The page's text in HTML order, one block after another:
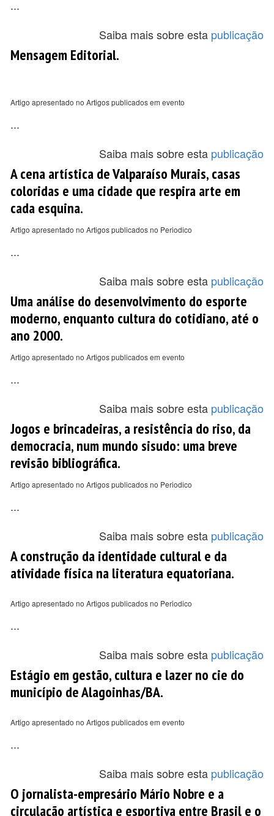
...
Saiba mais sobre esta publicação
Mensagem Editorial.
Artigo apresentado no Artigos publicados em evento
...
Saiba mais sobre esta publicação
A cena artística de Valparaíso Murais, casas
coloridas e uma cidade que respira arte em
cada esquina.
Artigo apresentado no Artigos publicados no Periodico
...
Saiba mais sobre esta publicação
Uma análise do desenvolvimento do esporte
moderno, enquanto cultura do cotidiano, até o
ano 2000.
Artigo apresentado no Artigos publicados em evento
...
Saiba mais sobre esta publicação
Jogos e brincadeiras, a resistência do riso, da
democracia, num mundo sisudo: uma breve
revisão bibliográfica.
Artigo apresentado no Artigos publicados no Periodico
...
Saiba mais sobre esta publicação
A construção da identidade cultural e da
atividade física na literatura equatoriana.
Artigo apresentado no Artigos publicados no Periodico
...
Saiba mais sobre esta publicação
Estágio em gestão, cultura e lazer no cie do
município de Alagoinhas/BA.
Artigo apresentado no Artigos publicados em evento
...
Saiba mais sobre esta publicação
O jornalista-empresário Mário Nobre e a
circulação artística e esportiva entre Brasil e o